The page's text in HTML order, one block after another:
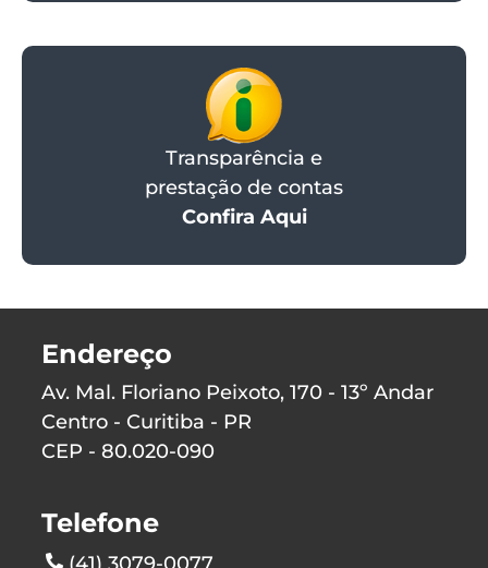
Transparência e
prestação de contas
Confira Aqui
Endereço
Av. Mal. Floriano Peixoto, 170 - 13º Andar
Centro - Curitiba - PR
CEP - 80.020-090
Telefone